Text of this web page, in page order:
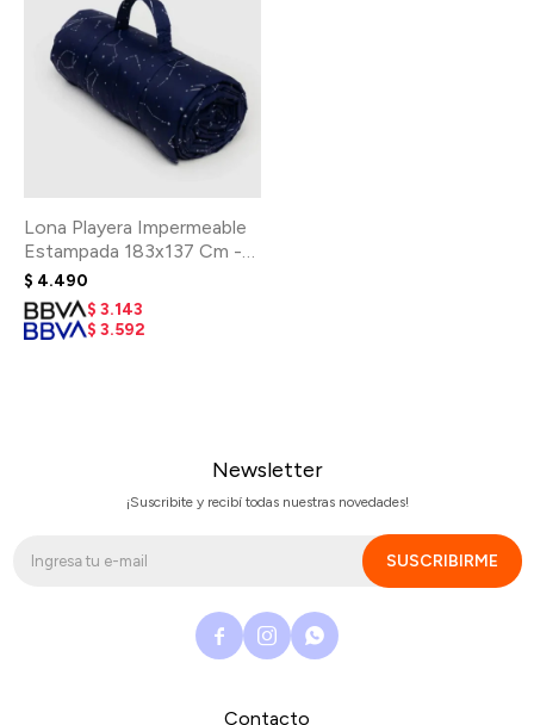
Lona Playera Impermeable
Estampada 183x137 Cm -
Constellation
$ 4.490
$ 3.143
$ 3.592
Contacto
Newsletter
¡Suscribite y recibí todas nuestras novedades!
SUSCRIBIRME
  